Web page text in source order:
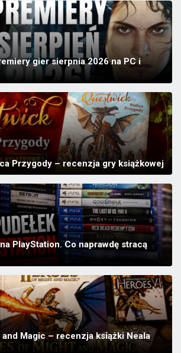
gier sierpnia 2026 na PC i
Przygody – recenzja gry książkowej
PlayStation. Co naprawdę stracą
Magic – recenzja książki Neala